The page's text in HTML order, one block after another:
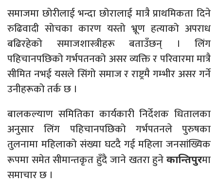
समाजमा छोरीलाई भन्दा छोरालाई मात्रै प्राथमिकता दिने
रुढिवादी सोचका कारण यस्तो भ्रूण हत्याको अपराध
बढिरहेको समाजशास्त्रीहरू बताउँछन् । लिंग
पहिचानपछिको गर्भपतनको असर व्यक्ति र परिवारमा मात्रै
सीमित नभई यसले सिंगो समाज र राष्ट्रमै गम्भीर असर गर्ने
उनीहरूको तर्क छ ।
बालकल्याण समितिका कार्यकारी निर्देशक धितालका
अनुसार लिंग पहिचानपछिको गर्भपतनले पुरुषका
तुलनामा महिलाको संख्या घटदै गई महिला जनसांख्यिक
रूपमा समेत सीमान्तकृत हुँदै जाने खतरा हुने कान्तिपुरमा
समाचार छ ।